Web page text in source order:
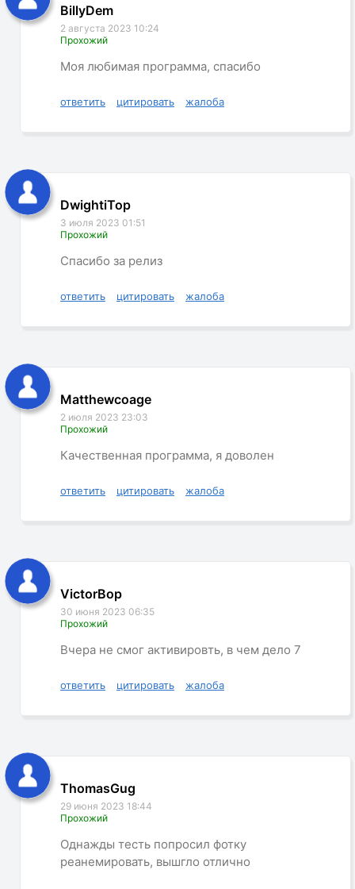
BillyDem
2 августа 2023 10:24
Прохожий
Моя любимая программа, спасибо
ответить цитировать жалоба
DwightiTop
3 июля 2023 01:51
Прохожий
Спасибо за релиз
ответить цитировать жалоба
Matthewcoage
2 июля 2023 23:03
Прохожий
Качественная программа, я доволен
ответить цитировать жалоба
VictorBop
30 июня 2023 06:35
Прохожий
Вчера не смог активировть, в чем дело 7
ответить цитировать жалоба
ThomasGug
29 июня 2023 18:44
Прохожий
Однажды тесть попросил фотку
реанемировать, вышгло отлично